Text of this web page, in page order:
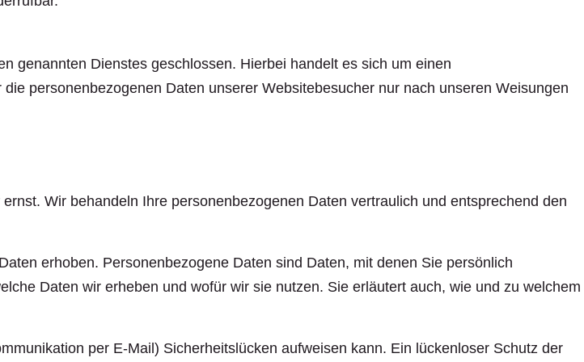
genannten Dienstes geschlossen. Hierbei handelt es sich um einen
personenbezogenen Daten unserer Websitebesucher nur nach unseren Weisungen
Wir behandeln Ihre personenbezogenen Daten vertraulich und entsprechend den
erhoben. Personenbezogene Daten sind Daten, mit denen Sie persönlich
Daten wir erheben und wofür wir sie nutzen. Sie erläutert auch, wie und zu welchem
per E-Mail) Sicherheitslücken aufweisen kann. Ein lückenloser Schutz der